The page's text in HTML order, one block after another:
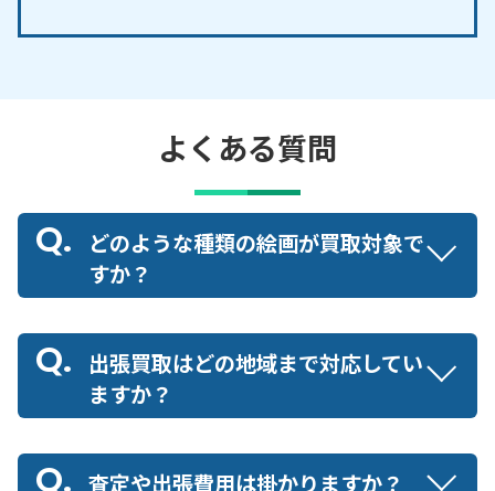
よくある質問
どのような種類の絵画が買取対象で
すか？
出張買取はどの地域まで対応してい
ますか？
査定や出張費用は掛かりますか？